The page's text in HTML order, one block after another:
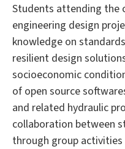
Students attending the
engineering design
knowledge on
resilient design
socioeconomic
of open source
and related hydraulic
collaboration between
through group activities